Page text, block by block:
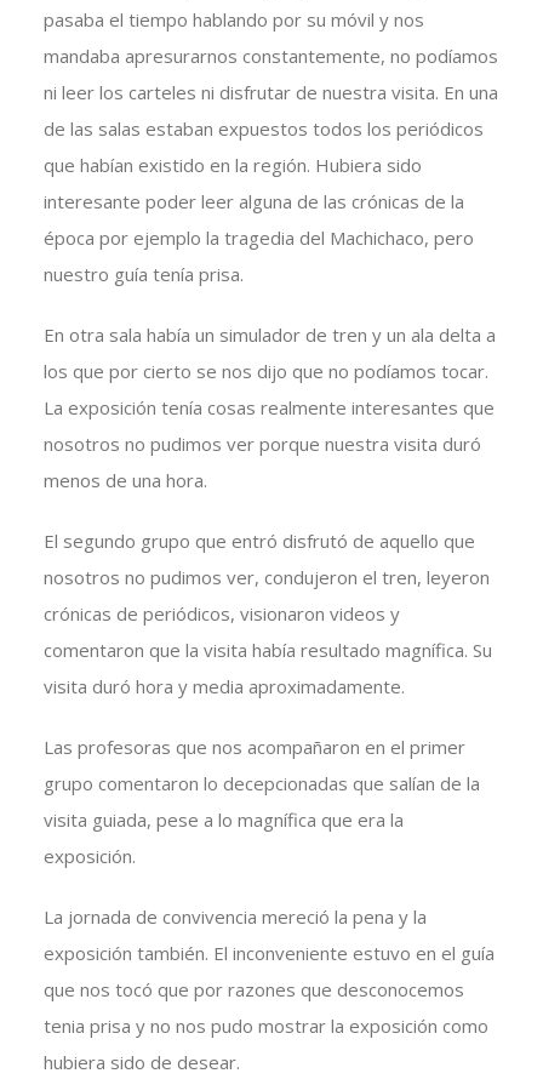
pasaba el tiempo hablando por su móvil y nos
mandaba apresurarnos constantemente, no podíamos
ni leer los carteles ni disfrutar de nuestra visita. En una
de las salas estaban expuestos todos los periódicos
que habían existido en la región. Hubiera sido
interesante poder leer alguna de las crónicas de la
época por ejemplo la tragedia del Machichaco, pero
nuestro guía tenía prisa.
En otra sala había un simulador de tren y un ala delta a
los que por cierto se nos dijo que no podíamos tocar.
La exposición tenía cosas realmente interesantes que
nosotros no pudimos ver porque nuestra visita duró
menos de una hora.
El segundo grupo que entró disfrutó de aquello que
nosotros no pudimos ver, condujeron el tren, leyeron
crónicas de periódicos, visionaron videos y
comentaron que la visita había resultado magnífica. Su
visita duró hora y media aproximadamente.
Las profesoras que nos acompañaron en el primer
grupo comentaron lo decepcionadas que salían de la
visita guiada, pese a lo magnífica que era la
exposición.
La jornada de convivencia mereció la pena y la
exposición también. El inconveniente estuvo en el guía
que nos tocó que por razones que desconocemos
tenia prisa y no nos pudo mostrar la exposición como
hubiera sido de desear.